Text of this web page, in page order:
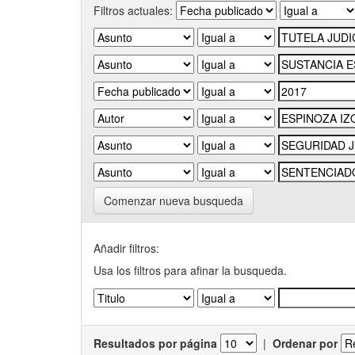
Filtros actuales:
Comenzar nueva busqueda
Añadir filtros:
Usa los filtros para afinar la busqueda.
Resultados por página | Ordenar por